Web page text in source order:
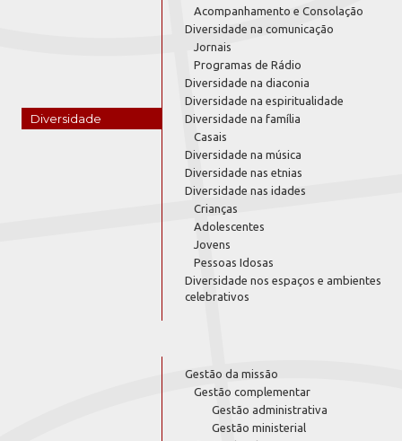
Diversidade
Acompanhamento e Consolação
Diversidade na comunicação
Jornais
Programas de Rádio
Diversidade na diaconia
Diversidade na espiritualidade
Diversidade na família
Casais
Diversidade na música
Diversidade nas etnias
Diversidade nas idades
Crianças
Adolescentes
Jovens
Pessoas Idosas
Diversidade nos espaços e ambientes
celebrativos
Gestão da missão
Gestão complementar
Gestão administrativa
Gestão ministerial